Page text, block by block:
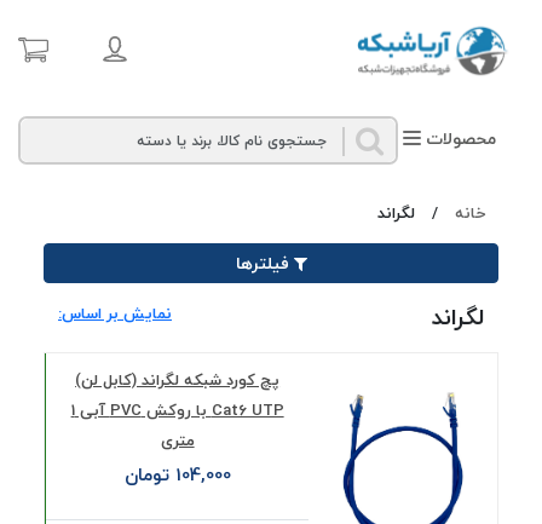
محصولات
خانه / لگراند
فیلترها
لگراند نمایش بر اساس:
پچ کورد شبکه لگراند (کابل لن)
Cat6 UTP با روکش PVC آبی 1
متری
104,000 تومان